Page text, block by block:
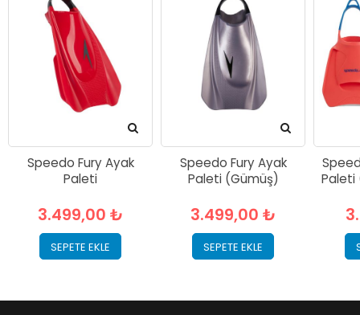
Speedo Fury Ayak
Paleti
3.499,00 ₺
SEPETE EKLE
Speedo Fury Ayak
Paleti (Gümüş)
3.499,00 ₺
SEPETE EKLE
Paleti